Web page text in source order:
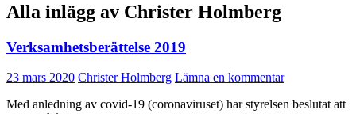
Alla inlägg av Christer Holmberg
Verksamhetsberättelse 2019
23 mars 2020 Christer Holmberg Lämna en kommentar
Med anledning av covid-19 (coronaviruset) har styrelsen beslutat att